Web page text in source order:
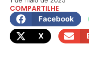
COMPARTILHE
Facebook
X